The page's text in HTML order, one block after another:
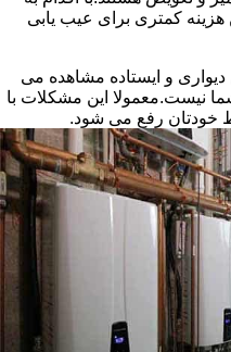
کمتری برای عیب یابی
و ایستاده مشاهده می
نیست.معمولا این مشکلات با
خودتان رفع می شود.